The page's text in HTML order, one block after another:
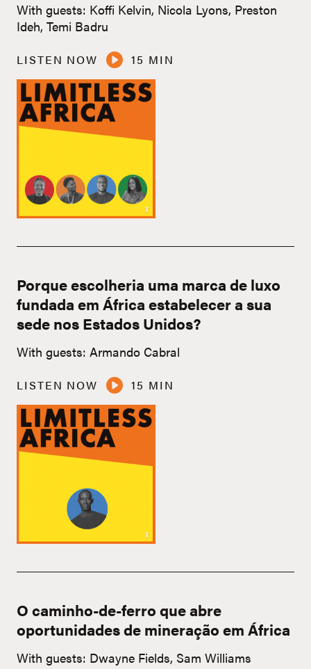
With guests: Koffi Kelvin, Nicola Lyons, Preston
Ideh, Temi Badru
LISTEN NOW 15 MIN
Porque escolheria uma marca de luxo
fundada em África estabelecer a sua
sede nos Estados Unidos?
With guests: Armando Cabral
LISTEN NOW 15 MIN
O caminho-de-ferro que abre
oportunidades de mineração em África
With guests: Dwayne Fields, Sam Williams